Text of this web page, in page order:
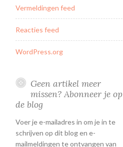
Vermeldingen feed
Reacties feed
WordPress.org
Geen artikel meer
missen? Abonneer je op
de blog
Voer je e-mailadres in om je in te
schrijven op dit blog en e-
mailmeldingen te ontvangen van